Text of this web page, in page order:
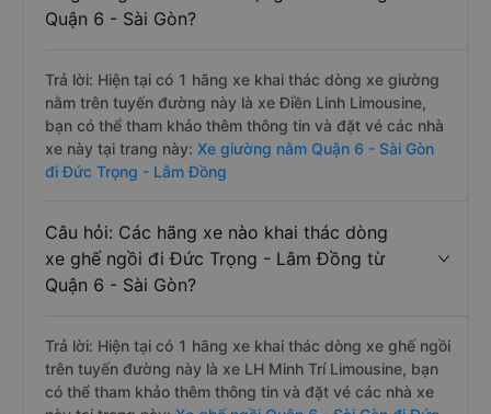
xe giường nằm đi Đức Trọng - Lâm Đồng từ
Quận 6 - Sài Gòn?
Trả lời: Hiện tại có 1 hãng xe khai thác dòng xe giường
nằm trên tuyến đường này là xe Điền Linh Limousine,
xe này tại trang này:Xe giường nằm Quận 6 - Sài Gòn
đi Đức Trọng - Lâm Đồng
xe ghế ngồi đi Đức Trọng - Lâm Đồng từ
Quận 6 - Sài Gòn?